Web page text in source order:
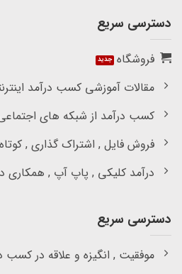
دسترسی سریع
فروشگاه
مقالات آموزشی کسب درآمد
کسب درآمد از شبکه های
فروش فایل , اشتراک گذاری ,
درآمد کلیکی , پاپ آپ , همکاری
دسترسی سریع
موفقیت , انگیزه و علاقه در کسب